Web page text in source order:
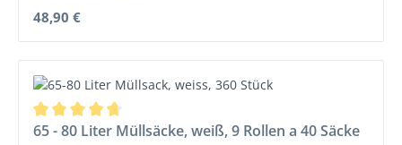
Regulärer Preis:
48,90 €
Durchschnittliche Bewertung von 4.83 von 5 Sternen
65 - 80 Liter Müllsäcke, weiß, 9 Rollen a 40 Säcke